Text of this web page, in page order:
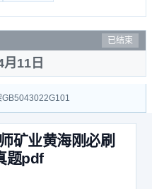
已结束
11日
GB5043022G101
矿业黄海刚必刷
题pdf